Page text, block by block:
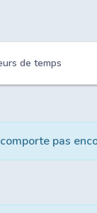
de temps
pas